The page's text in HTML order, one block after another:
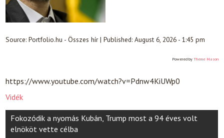
Source:Portfolio.hu - Összes hír|Published:August 6, 2026 - 1:45 pm
Powered by Theme Mason
https://www.youtube.com/watch?v=Pdnw4KiUWp0
Vidék
Post
navigation
Fokozódik a nyomás Kubán, Trump most a 94 éves volt
elnököt vette célba